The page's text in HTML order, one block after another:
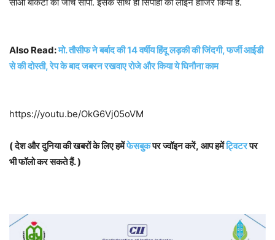
सीओ बीकेटी को जांच सौंपी. इसके साथ ही सिपाही को लाइन हाजिर किया है.
Also Read:मो. तौसीफ ने बर्बाद की 14 वर्षीय हिंदू लड़की की जिंदगी, फर्जी आईडी
से की दोस्ती, रेप के बाद जबरन रखवाए रोजे और किया ये घिनौना काम
https://youtu.be/OkG6Vj05oVM
( देश और दुनिया की खबरों के लिए हमेंफेसबुकपर ज्वॉइन करें, आप हमेंट्विटरपर
भी फॉलो कर सकते हैं. )